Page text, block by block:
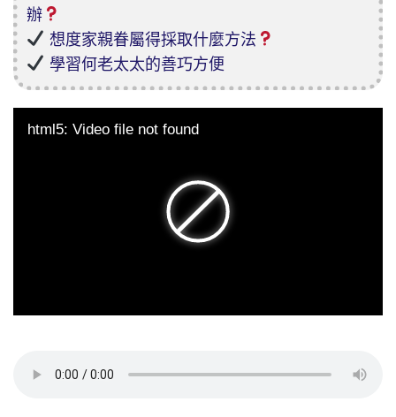
辦
想度家親眷屬得採取什麼方法
學習何老太太的善巧方便
html5: Video file not found